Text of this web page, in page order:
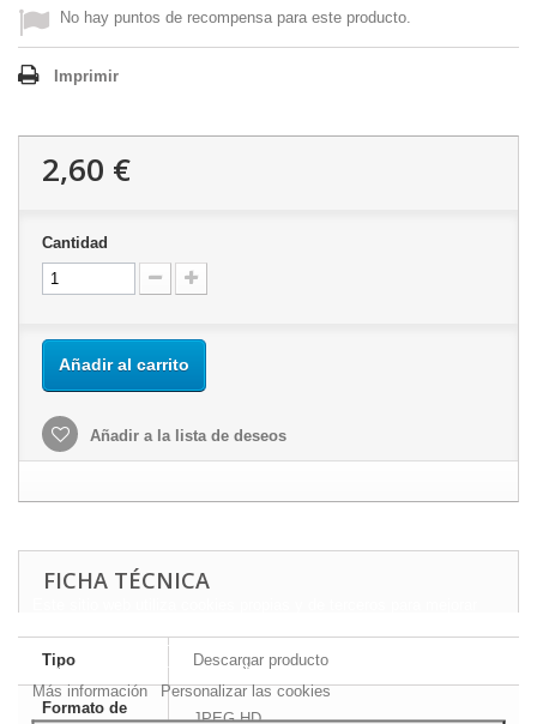
No hay puntos de recompensa para este producto.
Imprimir
2,60 €
Cantidad
Añadir al carrito
Añadir a la lista de deseos
FICHA TÉCNICA
Tipo Descargar producto
Formato de
JPEG HD
preferencias mediante el análisis de sus hábitos de navegación.
Para dar su consentimiento sobre su uso pulse el botón Acepto.
Más información Personalizar las cookies